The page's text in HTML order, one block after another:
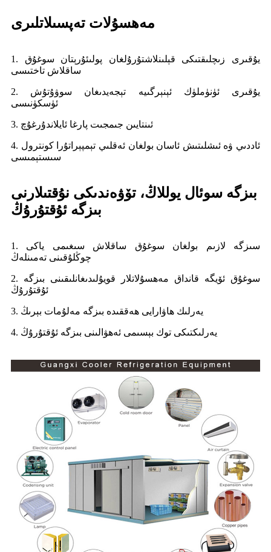
مەھسۇلات تەپسىلاتلىرى
1. يۇقىرى زىچلىقتىكى قېلىنلاشتۇرۇلغان پولىئۇرېتان سوغۇق
ساقلاش تاختىسى
2. يۇقىرى ئۈنۈملۈك ئېنېرگىيە تېجەيدىغان سوۋۇتۇش
ئۈسكۈنىسى
3. ئىنتايىن جىمجىت پارغا ئايلاندۇرغۇچ
4. ئاددىي ۋە ئىشلىتىش ئاسان بولغان ئەقلىي تېمپېراتۇرا كونترول
سىستېمىسى
بىزگە سوئال يوللاڭ، تۆۋەندىكى نۇقتىلارنى
بىزگە ئۇقتۇرۇڭ
1. سىزگە لازىم بولغان سوغۇق ساقلاش سىغىمى ياكى
چوڭلۇقىنى تەمىنلەڭ
2. سوغۇق ئۆيگە قانداق مەھسۇلاتلار قويۇلىدىغانلىقىنى بىزگە
ئۇقتۇرۇڭ
3. يەرلىك ھاۋارايى ھەققىدە بىزگە مەلۇمات بېرىڭ
4. يەرلىكتىكى توك بېسىمى ئەھۋالىنى بىزگە ئۇقتۇرۇڭ